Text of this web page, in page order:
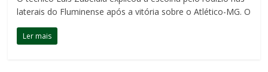
laterais do Fluminense após a vitória sobre o Atlético-MG. O
Ler mais